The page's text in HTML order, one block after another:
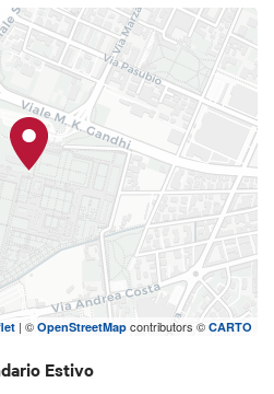
Patrimonio Mondiale
del progetto "Portici di
| © OpenStreetMap contributors © CARTO
Estivo